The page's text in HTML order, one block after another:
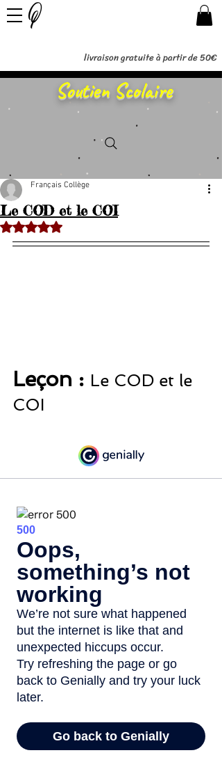
livraison gratuite à partir de 50€
Soutien Scolaire
Le COD et le COI
Français Collège
Noté NaN étoiles sur 5.
Leçon : Le COD et le
COI